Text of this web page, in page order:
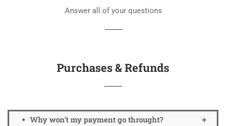
Answer all of your questions
Purchases & Refunds
Why won't my payment go throught?